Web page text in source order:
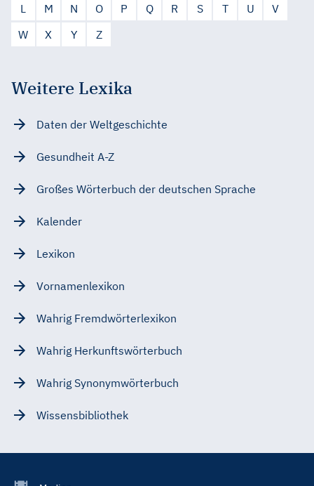
L
M N O P Q R S T U
V
W
X Y Z
Weitere Lexika
Daten der Weltgeschichte
Gesundheit A-Z
Großes Wörterbuch der deutschen Sprache
Kalender
Lexikon
Vornamenlexikon
Wahrig Fremdwörterlexikon
Wahrig Herkunftswörterbuch
Wahrig Synonymwörterbuch
Wissensbibliothek